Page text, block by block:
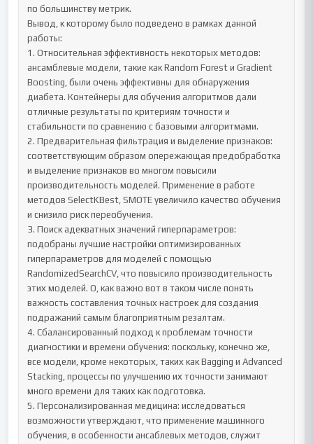
по большинству метрик.
Вывод, к которому было подведено в рамках данной
работы:
1. Относительная эффективность некоторых методов:
ансамблевые модели, такие как Random Forest и Gradient
Boosting, были очень эффективны для обнаружения
диабета. Контейнеры для обучения алгоритмов дали
отличные результаты по критериям точности и
стабильности по сравнению с базовыми алгоритмами.
2. Предварительная фильтрация и выделение признаков:
соответствующим образом опережающая предобработка
и выделение признаков во многом повысили
производительность моделей. Применение в работе
методов SelectKBest, SMOTE увеличило качество обучения
и снизило риск переобучения.
3. Поиск адекватных значений гиперпараметров:
подобраны лучшие настройки оптимизированных
гиперпараметров для моделей с помощью
RandomizedSearchCV, что повысило производительность
этих моделей. О, как важно вот в таком числе понять
важность составления точных настроек для создания
подражаний самым благоприятным резалтам.
4. Сбалансированный подход к проблемам точности
диагностики и времени обучения: поскольку, конечно же,
все модели, кроме некоторых, таких как Bagging и Advanced
Stacking, процессы по улучшению их точности занимают
много времени для таких как подготовка.
5. Персонализированная медицина: исследоваться
возможности утверждают, что применение машинного
обучения, в особенности ансаблевых методов, служит